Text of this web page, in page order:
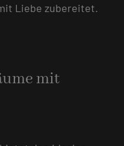
Liebe zubereitet.
mit